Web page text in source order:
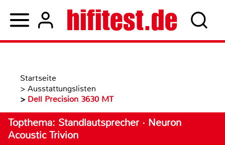
Startseite
> Ausstattungslisten
> Dell Precision 3630 MT
Topthema: Standlautsprecher · Neuron
Acoustic Trivion